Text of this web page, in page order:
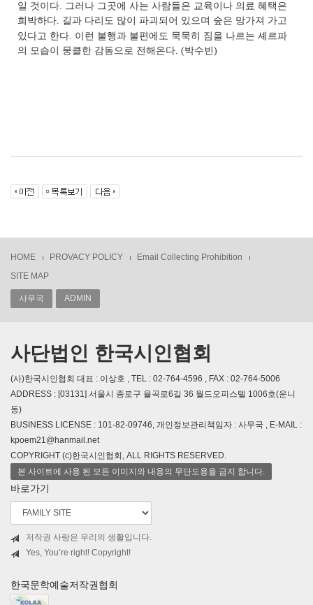
일 것이다. 그러나 그곳에 사는 사람들은 교육이나 의료 혜택은
희박하다. 길과 다리도 많이 파괴되어 있으며 숲은 망가져 가고
있다고 한다 이런 불행과 불편에도 묵묵히 짐을 나르는 셰르파
의 모습이 뭉클한 감동으로 전해온다. (박수빈)
HOME PROVACY POLICY
Email Collecting Prohibition
SITE MAP
사무국 ADMIN
사단법인 한국시인협회
(사)한국시인협회 대표 : 이상호 , TEL : 02-764-4596 , FAX : 02-764-5006
ADDRESS : [03131] 서울시 종로구 율곡로6길 36 월드오피스텔 1006호(운니
동)
BUSINESS LICENSE : 101-82-09746, 개인정보관리책임자 : 사무국 , E-MAIL :
kpoem21@hanmail.net
COPYRIGHT (c)한국시인협회, ALL RIGHTS RESERVED.
본 사이트에 사용 된 모든 이미지와 내용의 무단도용을 금지 합니다.
바로가기
저작권 사랑은 우리의 생활입니다.
Yes, You’re right! Copyright!
한국문학예술저작권협회